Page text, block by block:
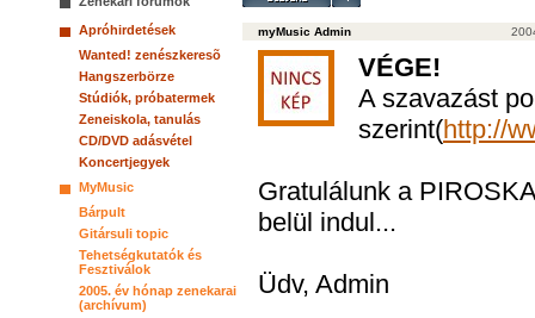
Apróhirdetések
Wanted! zenészkeresõ
Hangszerbörze
Stúdiók, próbatermek
Zeneiskola, tanulás
CD/DVD adásvétel
Koncertjegyek
MyMusic
Bárpult
Gitársuli topic
Tehetségkutatók és
Fesztiválok
2005. év hónap zenekarai
(archívum)
myMusic Admin
VÉGE!
A szavazást
szerint(http://
Gratulálunk a
belül indul...
Üdv, Admin